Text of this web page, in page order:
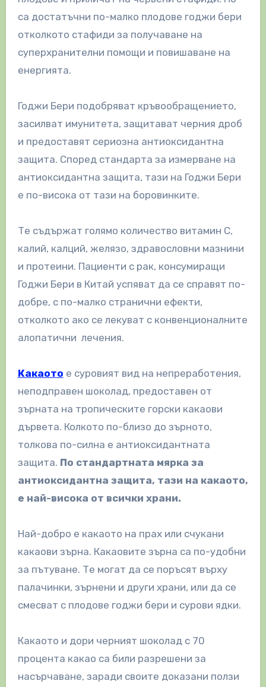
са достатъчни по-малко плодове годжи бери
отколкото стафиди за получаване на
суперхранителни помощи и повишаване на
енергията.
Годжи Бери подобряват кръвообращението,
засилват имунитета, защитават черния дроб
и предоставят сериозна антиоксидантна
защита. Според стандарта за измерване на
антиоксидантна защита, тази на Годжи Бери
е по-висока от тази на боровинките.
Те съдържат голямо количество витамин С,
калий, калций, желязо, здравословни мазнини
и протеини. Пациенти с рак, консумиращи
Годжи Бери в Китай успяват да се справят по-
добре, с по-малко странични ефекти,
отколкото ако се лекуват с конвенционалните
алопатични лечения.
Какаото е суровият вид на непреработения,
неподправен шоколад, предоставен от
зърната на тропическите горски какаови
дървета. Колкото по-близо до зърното,
толкова по-силна е антиоксидантната
защита. По стандартната мярка за
антиоксидантна защита, тази на какаото,
е най-висока от всички храни.
Най-добро е какаото на прах или счукани
какаови зърна. Какаовите зърна са по-удобни
за пътуване. Те могат да се поръсят върху
палачинки, зърнени и други храни, или да се
смесват с плодове годжи бери и сурови ядки.
Какаото и дори черният шоколад с 70
процента какао са били разрешени за
насърчаване, заради своите доказани ползи